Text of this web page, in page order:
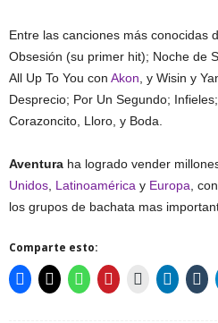
Entre las canciones más conocidas
Obsesión (su primer hit); Noche de
All Up To You con Akon , y Wisin y
Desprecio; Por Un Segundo;
Corazoncito, Lloro, y Boda.
Aventura ha logrado vender
Unidos Latinoamérica y Europa ,
los grupos de bachata mas
Comparte esto: